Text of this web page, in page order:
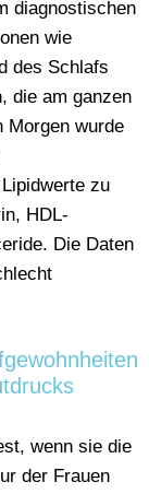
diagnostischen
wie
des Schlafs
die am ganzen
Morgen wurde
zu
HDL-
Die Daten
wenn sie die
der Frauen